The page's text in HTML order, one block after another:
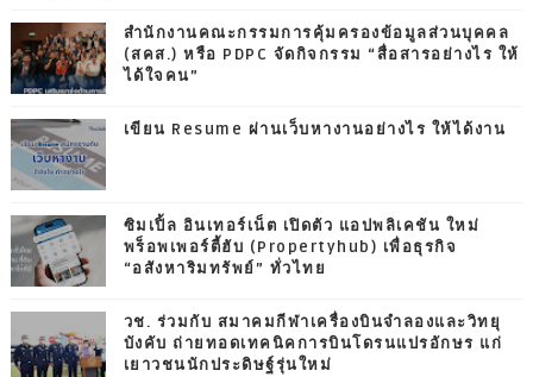
สำนักงานคณะกรรมการคุ้มครองข้อมูลส่วนบุคคล
(สคส.) หรือ PDPC จัดกิจกรรม “สื่อสารอย่างไร ให้
ได้ใจคน”
เขียน Resume ผ่านเว็บหางานอย่างไร ให้ได้งาน
ซิมเปิ้ล อินเทอร์เน็ต เปิดตัว แอปพลิเคชัน ใหม่
พร็อพเพอร์ตี้ฮับ (Propertyhub) เพื่อธุรกิจ
“อสังหาริมทรัพย์” ทั่วไทย
วช. ร่วมกับ สมาคมกีฬาเครื่องบินจำลองและวิทยุ
บังคับ ถ่ายทอดเทคนิคการบินโดรนแปรอักษร แก่
เยาวชนนักประดิษฐ์รุ่นใหม่